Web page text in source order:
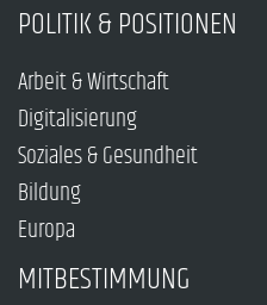
POLITIK & POSITIONEN
Arbeit & Wirtschaft
Digitalisierung
Soziales & Gesundheit
Bildung
Europa
MITBESTIMMUNG